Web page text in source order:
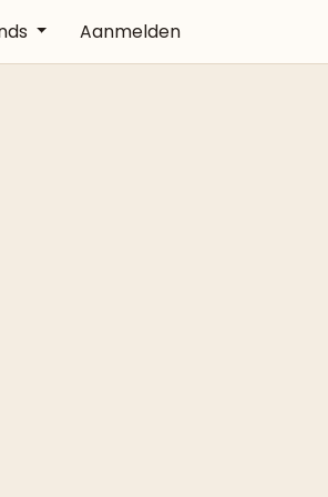
Afspraak Contact
Aanmelden